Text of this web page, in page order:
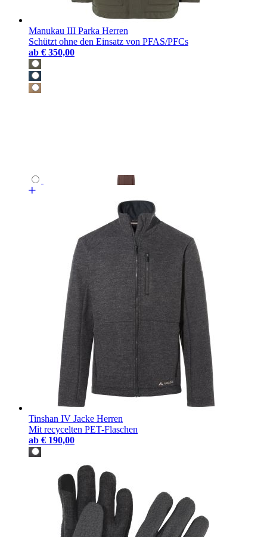
Manukau III Parka Herren
Schützt ohne den Einsatz von PFAS/PFCs
ab € 350,00
Tinshan IV Jacke Herren
Mit recycelten PET-Flaschen
ab € 190,00